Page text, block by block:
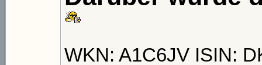
WKN: A1C6JV ISIN: